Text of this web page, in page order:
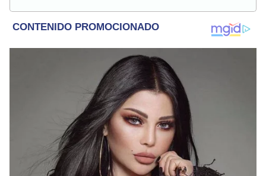
películas, series, videojuegos y espectáculo.